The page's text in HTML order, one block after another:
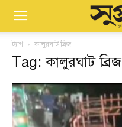
ট্যাগ কালুরঘাট ব্রিজ
Tag: কালুরঘাট ব্রিজ